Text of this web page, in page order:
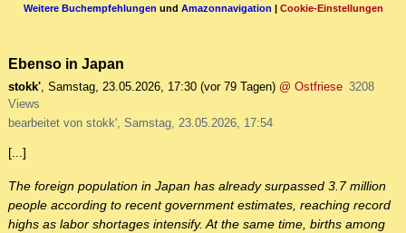
Weitere Buchempfehlungen und Amazonnavigation | Cookie-Einstellungen
Ebenso in Japan
stokk', Samstag, 23.05.2026, 17:30 (vor 79 Tagen) @ Ostfriese 3208
Views
bearbeitet von stokk', Samstag, 23.05.2026, 17:54
[...]
The foreign population in Japan has already surpassed 3.7 million
people according to recent government estimates, reaching record
highs as labor shortages intensify. At the same time, births among